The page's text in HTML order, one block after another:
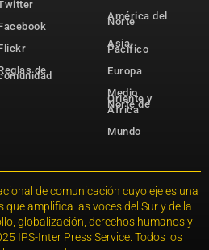
de
América del
Norte
Asia-
Pacífico
Europa
Medio
Oriente y
Norte de
África
Mundo
de comunicación cuyo eje es una
amplifica las voces del Sur y de la
globalización, derechos humanos y
IPS-Inter Press Service. Todos los